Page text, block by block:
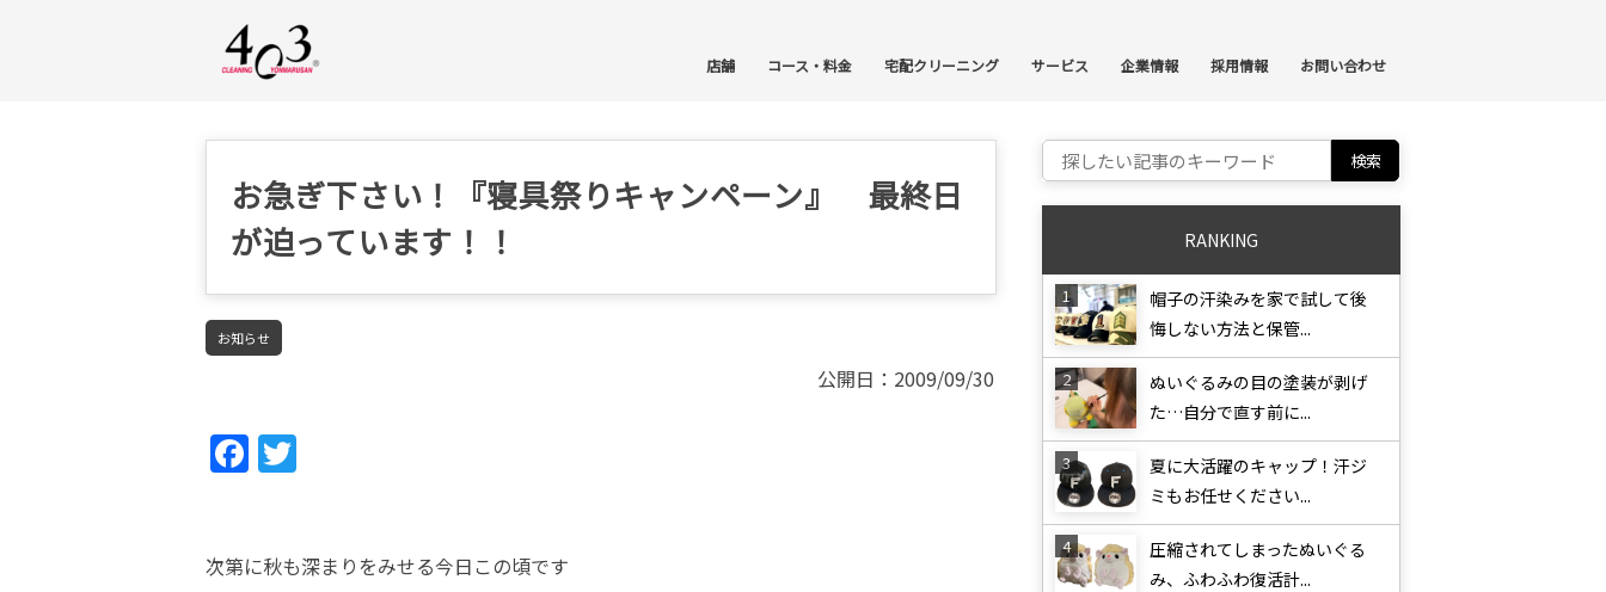
店舗 コース・料金 宅配クリーニング サービス 企業情報 採用情報 お問い合わせ
お急ぎ下さい！『寝具祭りキャンペーン』 最終日
が迫っています！！
お知らせ
公開日：2009/09/30
Fac
次第に秋も深まりをみせる今日この頃です
Search for:
RANKING
帽子の汗染みを家で試して後
悔しない方法と保管...
ぬいぐるみの目の塗装が剥げ
た…自分で直す前に...
夏に大活躍のキャップ！汗ジ
ミもお任せください...
圧縮されてしまったぬいぐる
み、ふわふわ復活計...